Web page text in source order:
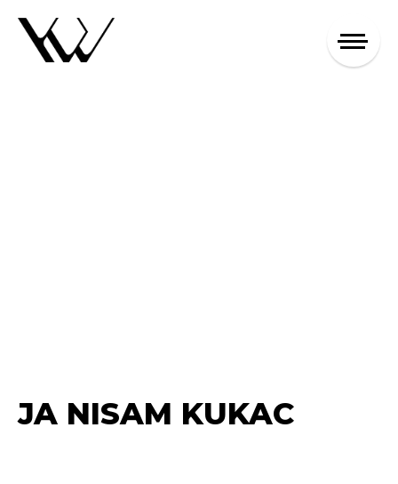
JA NISAM KUKAC